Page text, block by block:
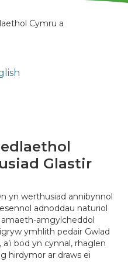
Cymru a
Glastir
yn werthusiad annibynnol
adnoddau naturiol
amgylcheddol
ymhlith pedair Gwlad
bod yn cynnal, rhaglen
hirdymor ar draws ei